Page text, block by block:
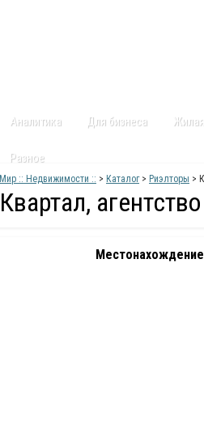
Аналитика Для бизнеса
Разное
Мир :: Недвижимости :: > Каталог> Риэлторы >
Квартал,
Местонахождение